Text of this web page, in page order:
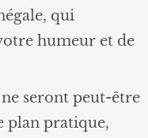
qui
humeur et de
seront peut-être
plan pratique,